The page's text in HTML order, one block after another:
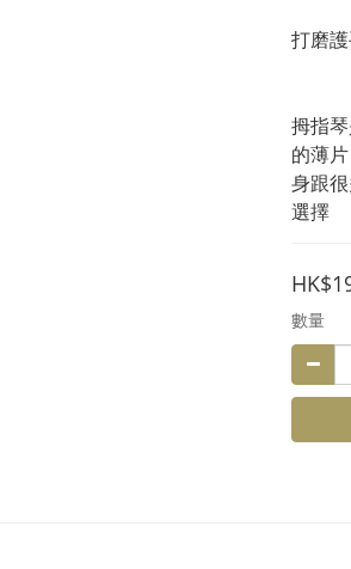
打磨
拇指
的薄
身跟
選擇
數量